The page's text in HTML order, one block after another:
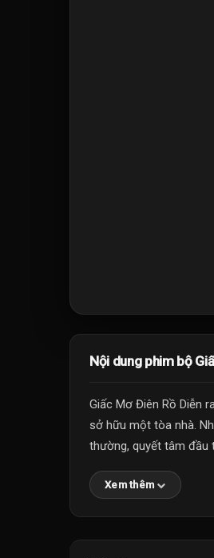
Nội dung phim bộ
Giấc Mơ Điên Rồ Diễn
sở hữu một tòa nhà.
thường, quyết tâm đầu
Xem thêm